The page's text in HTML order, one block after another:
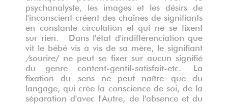
psychanalyste, les images et les désirs de
l'inconscient créent des chaînes de signifiants
en constante circulation et qui ne se fixent
sur rien. Dans l'état d'indifférenciation que
vit le bébé vis à vis de sa mère, le signifiant
/sourire/ ne peut se fixer sur aucun signifié
du genre content-gentil-satisfait-etc. La
fixation du sens ne peut naître que du
langage, qui crée la conscience de soi, de la
séparation d'avec l'Autre, de l'absence et du